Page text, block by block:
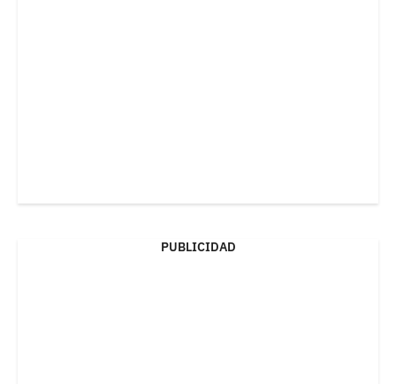
PUBLICIDAD